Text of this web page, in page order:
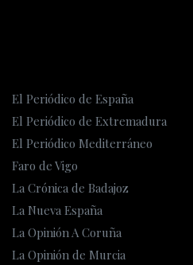
El Periódico de España
El Periódico de Extremadura
El Periódico Mediterráneo
Faro de Vigo
La Crónica de Badajoz
La Nueva España
La Opinión A Coruña
La Opinión de Murcia